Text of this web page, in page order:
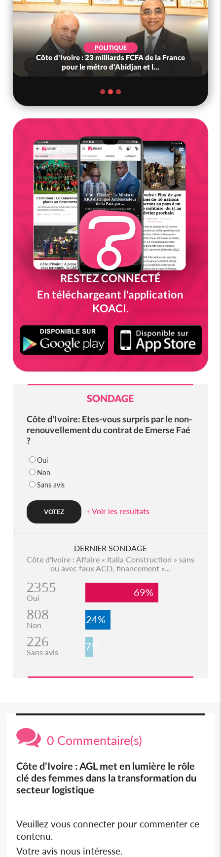
POLITIQUE
Côte d'Ivoire : 23 milliards FCFA de la France
pour le métro d'Abidjan et l...
RESTEZ CONNECTÉ
En téléchargeant l'application
KOACI.
SONDAGE
Côte d'Ivoire: Etes-vous surpris par le non-
renouvellement du contrat de Emerse Faé
?
Oui
Non
Sans avis
+ Voir les resultats
DERNIER SONDAGE
Côte d'Ivoire : Affaire « Italia Construction » sans
ou avec faux ACD, financement «...
2355
Oui 69%
808
Non 24%
226
Sans avis 7%
0 Commentaire(s)
Côte d'Ivoire : AGL met en lumière le rôle
clé des femmes dans la transformation du
secteur logistique
Veuillez vous connecter pour commenter ce
contenu.
Votre avis nous intéresse.